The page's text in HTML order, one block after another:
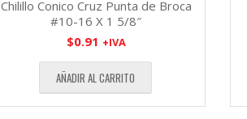
Chilillo Conico Cruz Punta de Broca
#10-16 X 1 5/8″
$0.91 +IVA
AÑADIR AL CARRITO